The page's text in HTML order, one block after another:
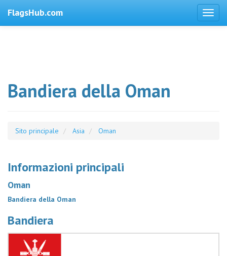
FlagsHub.com
Bandiera della Oman
Sito principale Asia Oman
Informazioni principali
Oman
Bandiera della Oman
Bandiera